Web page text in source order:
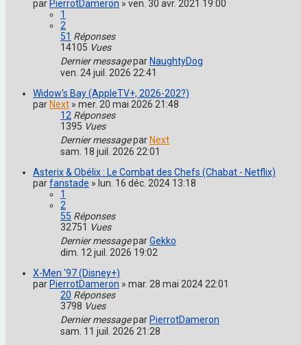
parPierrotDameron » ven. 30 avr. 2021 19:00
1
2
51 Réponses
14105 Vues
Dernier messageparNaughtyDog
ven. 24 juil. 2026 22:41
Widow's Bay (AppleTV+, 2026-202?)
parNext » mer. 20 mai 2026 21:48
12 Réponses
1395 Vues
Dernier messageparNext
sam. 18 juil. 2026 22:01
Asterix & Obélix : Le Combat des Chefs (Chabat - Netflix)
parfanstade » lun. 16 déc. 2024 13:18
1
2
55 Réponses
32751 Vues
Dernier messageparGekko
dim. 12 juil. 2026 19:02
X-Men '97 (Disney+)
parPierrotDameron » mar. 28 mai 2024 22:01
20 Réponses
3798 Vues
Dernier messageparPierrotDameron
sam. 11 juil. 2026 21:28